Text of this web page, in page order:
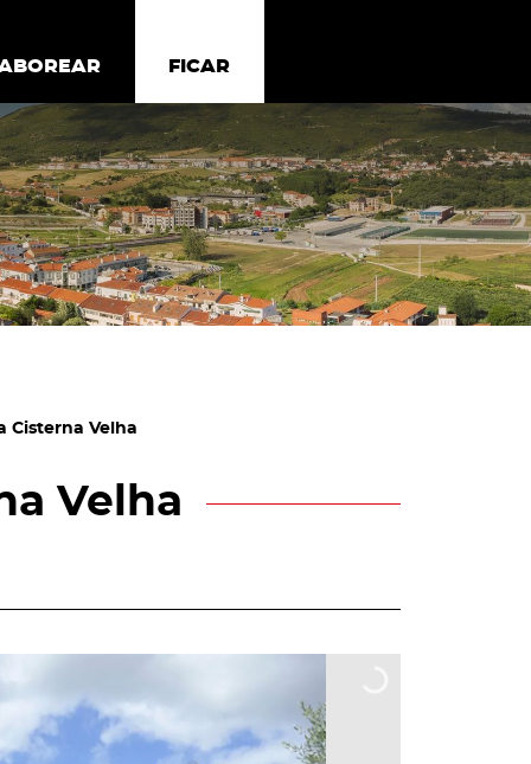
SABOREAR FICAR
FICAR
Cisterna Velha
Velha